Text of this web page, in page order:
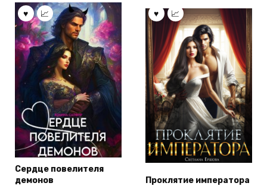
Сердце повелителя
демонов
Проклятие императора